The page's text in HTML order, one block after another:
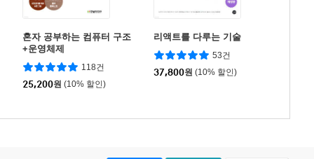
혼자 공부하는 컴퓨터 구조
+운영체제
118건
25,200원 (10% 할인)
리액트를 다루는 기술
53건
37,800원 (10% 할인)